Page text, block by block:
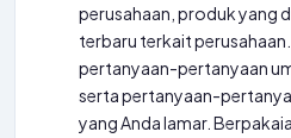
perusahaan, produk yang
terbaru terkait
pertanyaan-pertanyaan
serta pertanyaan-
yang Anda lamar.